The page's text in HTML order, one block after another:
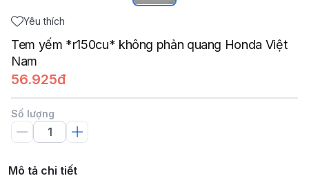
Yêu thích
Tem yếm *r150cu* không phản quang Honda Việt
Nam
56.925đ
Số lượng
Mô tả chi tiết